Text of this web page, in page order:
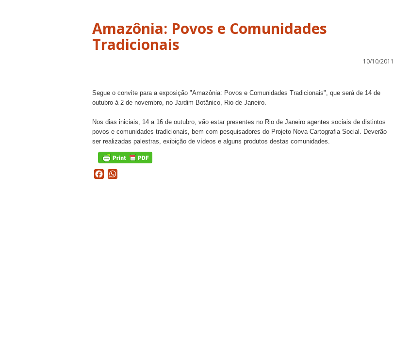
Amazônia: Povos e Comunidades
Tradicionais
10/10/2011
Segue o convite para a exposição "Amazônia: Povos e Comunidades Tradicionais", que será de 14 de
outubro à 2 de novembro, no Jardim Botânico, Rio de Janeiro.
Nos dias iniciais, 14 a 16 de outubro, vão estar presentes no Rio de Janeiro agentes sociais de distintos
povos e comunidades tradicionais, bem com pesquisadores do Projeto Nova Cartografia Social. Deverão
ser realizadas palestras, exibição de vídeos e alguns produtos destas comunidades.
Facebook